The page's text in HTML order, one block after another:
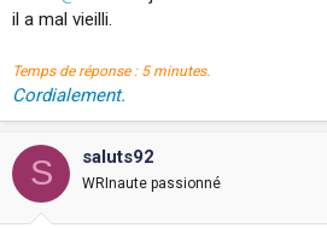
il a mal vieilli.
Temps de réponse : 5 minutes.
Cordialement.
S saluts92
WRInaute passionné